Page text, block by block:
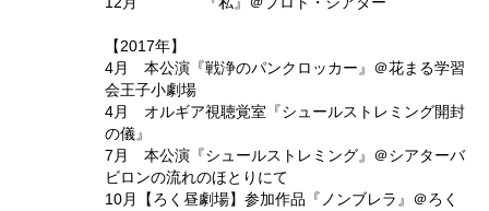
【2017年】
4月 本公演『戦浄のパンクロッカー』＠花まる学習
会王子小劇場
4月 オルギア視聴覚室『シュールストレミング開封
の儀』
7月 本公演『シュールストレミング』＠シアターバ
ビロンの流れのほとりにて
10月【ろく昼劇場】参加作品『ノンブレラ』＠ろく